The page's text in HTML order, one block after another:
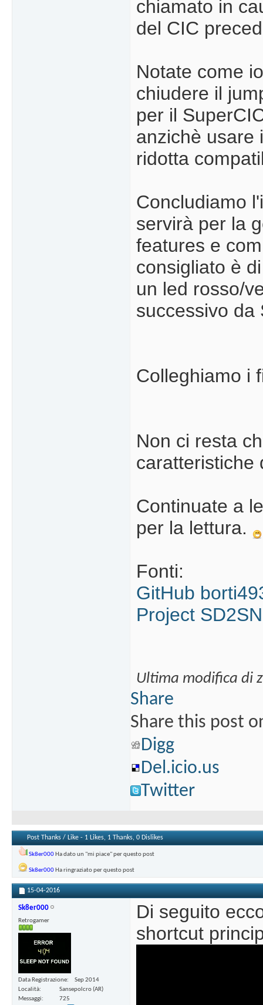
chiamato in
del CIC
Notate come
chiudere il
per il
anzichè usare
ridotta
Concludiamo
servirà per la
features e
consigliato è
un led rosso/
successivo da
Colleghiamo i
Non ci resta
Continuate a
per la lettura.
Fonti:
GitHub
Project
Ultima modifica di
Share
Share this post
Digg
Del.icio.us
Twitter
Post Thanks / Like - 1 Likes, 1 Thanks, 0 Dislikes
Sk8er000Ha dato un "mi piace" per questo post
Sk8er000Ha ringraziato per questo post
15-04-2016
Sk8er000
Retrogamer
Data Registrazione
Sep 2014
Località
Sansepolcro (AR)
Messaggi
725
Di seguito
shortcut